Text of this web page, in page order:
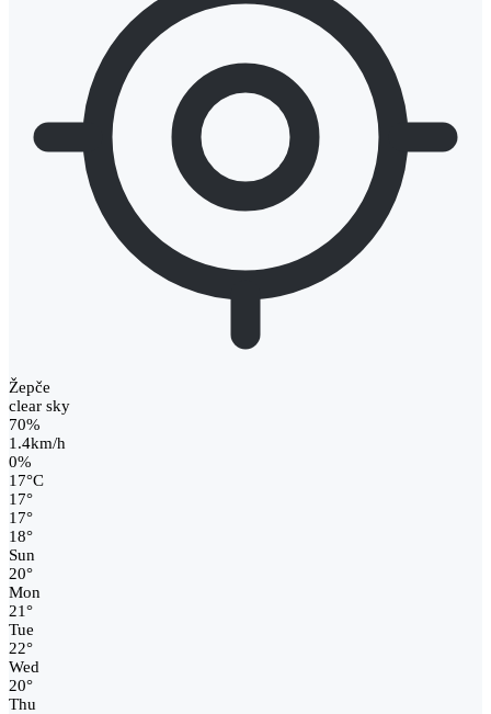
Žepče
clear sky
70%
1.4km/h
0%
17°C
17°
17°
18°
Sun
20°
Mon
21°
Tue
22°
Wed
20°
Thu